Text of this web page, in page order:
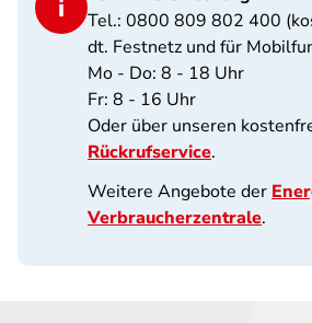
Tel.: 0800 809 802 400
dt. Festnetz und für
Mo - Do: 8 - 18 Uhr
Fr: 8 - 16 Uhr
Oder über unseren
Rückrufservice.
Weitere Angebote der
Verbraucherzentrale.